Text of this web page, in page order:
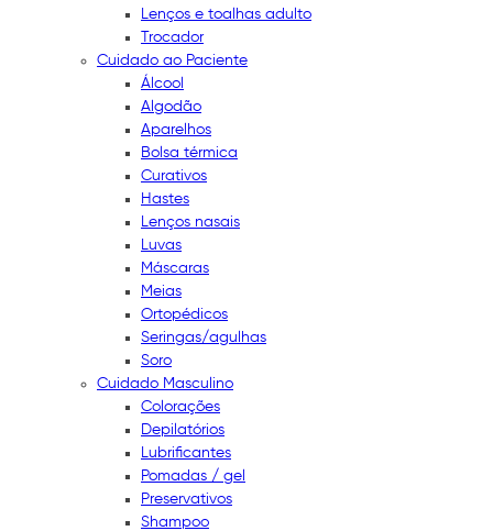
Lenços e toalhas adulto
Trocador
Cuidado ao Paciente
Álcool
Algodão
Aparelhos
Bolsa térmica
Curativos
Hastes
Lenços nasais
Luvas
Máscaras
Meias
Ortopédicos
Seringas/agulhas
Soro
Cuidado Masculino
Colorações
Depilatórios
Lubrificantes
Pomadas / gel
Preservativos
Shampoo